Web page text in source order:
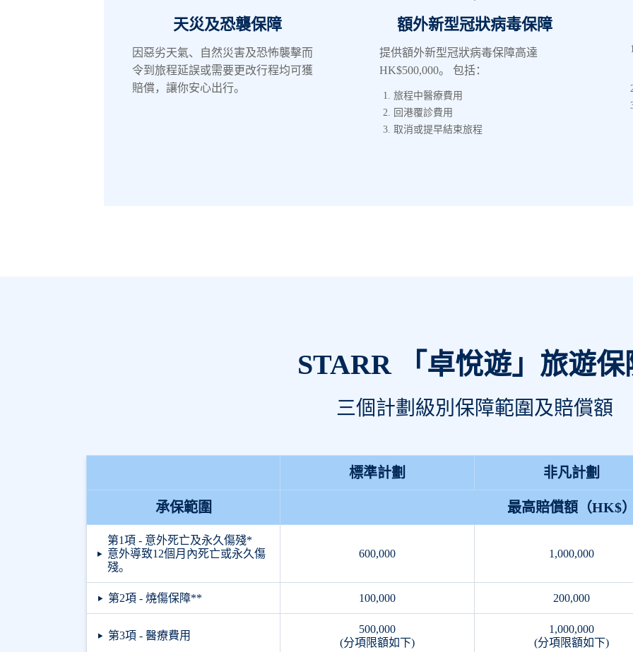
天災及恐襲保障
因惡劣天氣、自然災害及恐怖襲擊而
令到旅程延誤或需要更改行程均可獲
賠償，讓你安心出行。
額外新型冠狀病毒保障
提供額外新型冠狀病毒保障高達
HK$500,000。 包括：
旅程中醫療費用
回港覆診費用
取消或提早結束旅程
STARR 「卓悅遊」旅遊保
三個計劃級別保障範圍及賠償額
標準計劃 非凡計劃
承保範圍 最高賠償額（HK$
第1項 - 意外死亡及永久傷殘*
意外導致12個月內死亡或永久傷
殘。
600,000 1,000,000
第2項 - 燒傷保障** 100,000 200,000
第3項 - 醫療費用
500,000
(分項限額如下)
1,000,000
(分項限額如下)